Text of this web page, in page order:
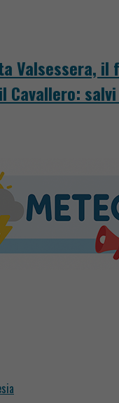
Valsessera, il
Cavallero: